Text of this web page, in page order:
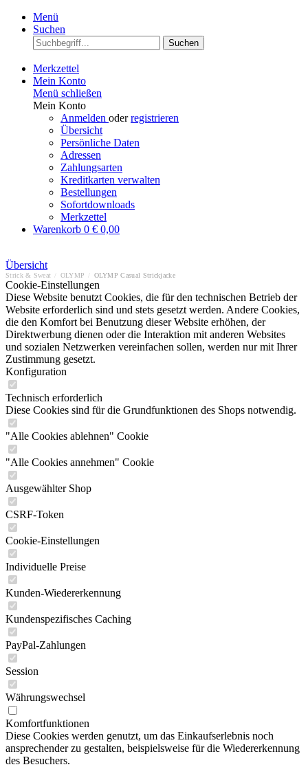
Menü
Suchen
Suchen
Merkzettel
Mein Konto
Menü schließen
Mein Konto
Anmelden oderregistrieren
Übersicht
Persönliche Daten
Adressen
Zahlungsarten
Kreditkarten verwalten
Bestellungen
Sofortdownloads
Merkzettel
Warenkorb 0 € 0,00
Übersicht
Strick & Sweat OLYMP OLYMP Casual Strickjacke
Cookie-Einstellungen
Diese Website benutzt Cookies, die für den technischen Betrieb der
Website erforderlich sind und stets gesetzt werden. Andere Cookies,
die den Komfort bei Benutzung dieser Website erhöhen, der
Direktwerbung dienen oder die Interaktion mit anderen Websites
und sozialen Netzwerken vereinfachen sollen, werden nur mit Ihrer
Zustimmung gesetzt.
Konfiguration
Technisch erforderlich
Diese Cookies sind für die Grundfunktionen des Shops notwendig.
"Alle Cookies ablehnen" Cookie
"Alle Cookies annehmen" Cookie
Ausgewählter Shop
CSRF-Token
Cookie-Einstellungen
Individuelle Preise
Kunden-Wiedererkennung
Kundenspezifisches Caching
PayPal-Zahlungen
Session
Währungswechsel
Komfortfunktionen
Diese Cookies werden genutzt, um das Einkaufserlebnis noch
ansprechender zu gestalten, beispielsweise für die Wiedererkennung
des Besuchers.